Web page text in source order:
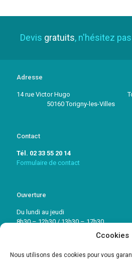
Ccookies
Nous utilisons des cookies pour vous
Devis gratuits, n'hésitez
Adresse
14 rue Victor Hugo
50160 Torigny-les-Villes
Contact
Tél. 02 33 55 20 14 ou
Formulaire de contact
Ouverture
Du lundi au jeudi
8h30 – 12h30 / 13h30 – 17h30
Vendredi: 8h30 – 12h30 / 13h30 – 16h30